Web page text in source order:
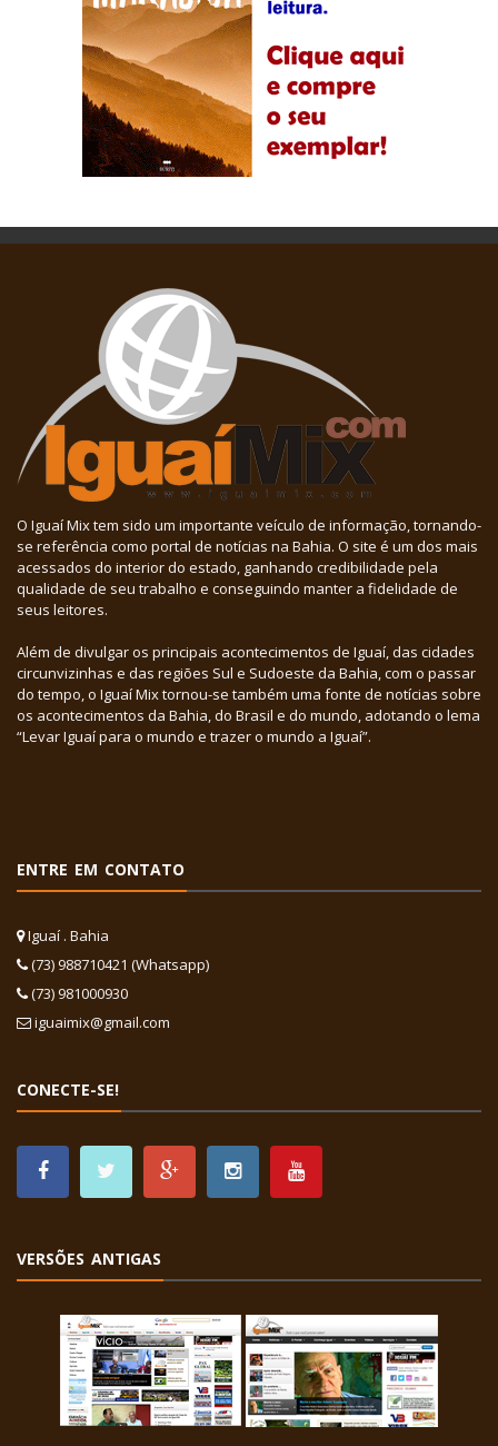
O Iguaí Mix tem sido um importante veículo de informação, tornando-
se referência como portal de notícias na Bahia. O site é um dos mais
acessados do interior do estado, ganhando credibilidade pela
qualidade de seu trabalho e conseguindo manter a fidelidade de
seus leitores.
Além de divulgar os principais acontecimentos de Iguaí, das cidades
circunvizinhas e das regiões Sul e Sudoeste da Bahia, com o passar
do tempo, o Iguaí Mix tornou-se também uma fonte de notícias sobre
os acontecimentos da Bahia, do Brasil e do mundo, adotando o lema
“Levar Iguaí para o mundo e trazer o mundo a Iguaí”.
ENTRE EM CONTATO
Iguaí . Bahia
(73) 988710421 (Whatsapp)
(73) 981000930
iguaimix@gmail.com
CONECTE-SE!
VERSÕES ANTIGAS